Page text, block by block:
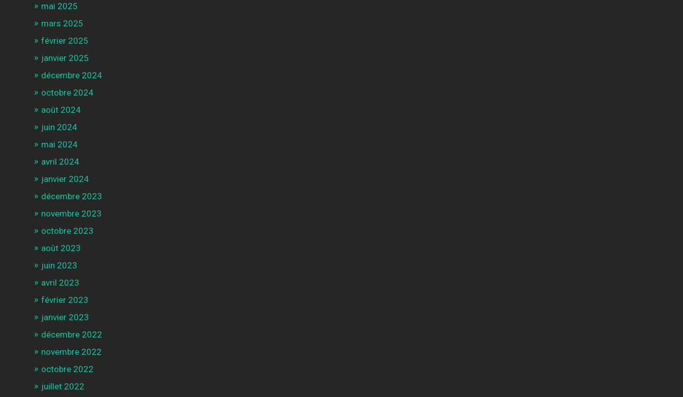
mai 2025
mars 2025
février 2025
janvier 2025
décembre 2024
octobre 2024
août 2024
juin 2024
mai 2024
avril 2024
janvier 2024
décembre 2023
novembre 2023
octobre 2023
août 2023
juin 2023
avril 2023
février 2023
janvier 2023
décembre 2022
novembre 2022
octobre 2022
juillet 2022